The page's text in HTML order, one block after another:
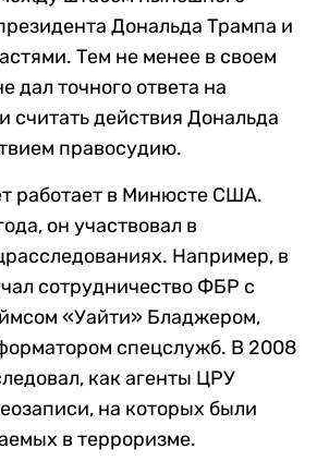
Дональда Трампа и
Тем не менее в своем
дал точного ответа на
считать действия Дональда
правосудию.
работает в Минюсте США.
он участвовал в
Например, в
сотрудничество ФБР с
«Уайти» Бладжером,
спецслужб. В 2008
как агенты ЦРУ
на которых были
в терроризме.